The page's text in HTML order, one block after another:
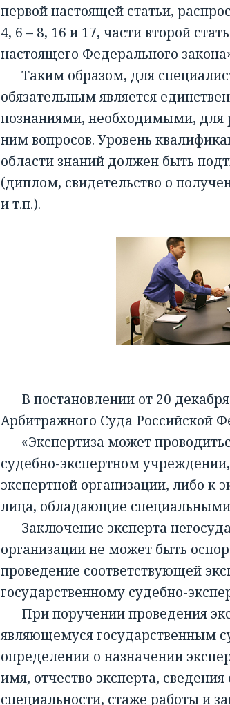
первой настоящей статьи,
4, 6 – 8, 16 и 17, части второй
настоящего Федерального
Таким образом, для
обязательным является
познаниями, необходимыми, для
ним вопросов. Уровень
области знаний должен быть
(диплом, свидетельство о
и т.п.).
В постановлении от 20
Арбитражного Суда Российской
«Экспертиза может
судебно-экспертном
экспертной организации, либо к
лица, обладающие
Заключение эксперта
организации не может быть
проведение соответствующей
государственному судебно-
При поручении проведения
являющемуся государственным
определении о назначении
имя, отчество эксперта, сведения
специальности, стаже работы и